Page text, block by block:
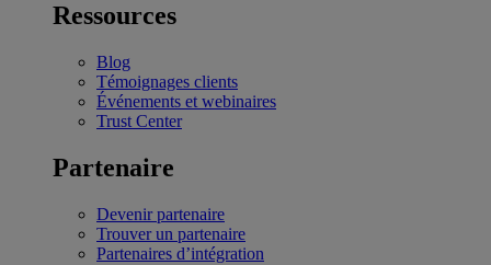
Ressources
Blog
Témoignages clients
Événements et webinaires
Trust Center
Partenaire
Devenir partenaire
Trouver un partenaire
Partenaires d’intégration